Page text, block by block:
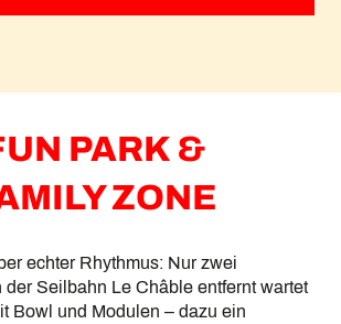
PARK &
ZONE
echter Rhythmus: Nur zwei
der Seilbahn Le Châble entfernt wartet
Bowl und Modulen – dazu ein